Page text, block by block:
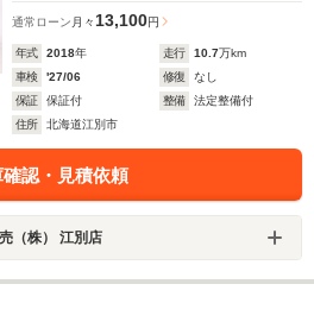
通常ローン 月々13,100円
年式 2018年 走行 10.7万km
車検
'27/06 修復
なし
保証
保証付 整備
法定整備付
住所
北海道江別市
認・見積依頼
（株） 江別店